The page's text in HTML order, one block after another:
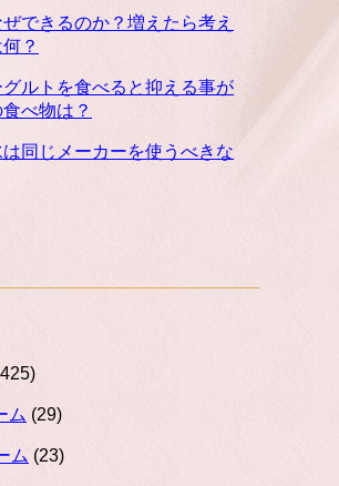
できるのか？増えたら考え
？
ルトを食べると抑える事が
べ物は？
同じメーカーを使うべきな
ム (29)
ム (23)